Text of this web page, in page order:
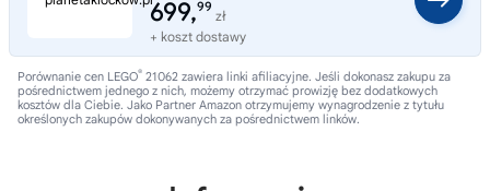
699,99
zł
+ koszt dostawy
Porównanie cen LEGO® 21062 zawiera linki afiliacyjne. Jeśli dokonasz zakupu za
pośrednictwem jednego z nich, możemy otrzymać prowizję bez dodatkowych
kosztów dla Ciebie. Jako Partner Amazon otrzymujemy wynagrodzenie z tytułu
określonych zakupów dokonywanych za pośrednictwem linków.